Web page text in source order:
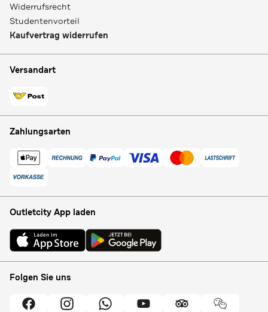
Widerrufsrecht
Studentenvorteil
Kaufvertrag widerrufen
Versandart
Zahlungsarten
Outletcity App laden
Folgen Sie uns